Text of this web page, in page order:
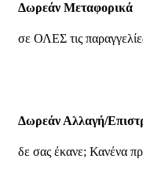
Δωρεάν Μεταφορικά
σε ΟΛΕΣ τις
Δωρεάν Αλλαγή/
δε σας έκανε; Κανένα